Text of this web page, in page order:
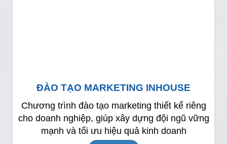
ĐÀO TẠO MARKETING INHOUSE
Chương trình đào tạo marketing thiết kế riêng
cho doanh nghiệp, giúp xây dựng đội ngũ vững
mạnh và tối ưu hiệu quả kinh doanh